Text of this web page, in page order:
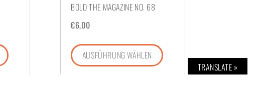
BOLD THE MAGAZINE NO. 68
€6,00
AUSFÜHRUNG WÄHLEN
TRANSLATE »